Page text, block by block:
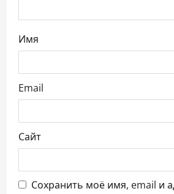
с
я
м
Имя
Email
Сайт
Сохранить моё имя, email и